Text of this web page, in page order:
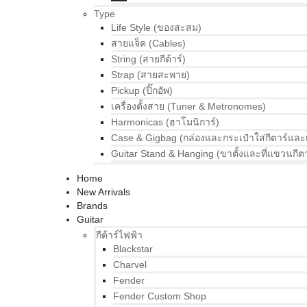
Type
Life Style (ของสะสม)
สายแจ็ค (Cables)
String (สายกีต้าร์)
Strap (สายสะพาย)
Pickup (ปิ๊กอัพ)
เครื่องตั้งสาย (Tuner & Metronomes)
Harmonicas (ฮาโมนิการ์)
Case & Gigbag (กล่องและกระเป๋าใส่กีตาร์และ
Guitar Stand & Hanging (ขาตั้งและที่แขวนกีต
Home
New Arrivals
Brands
Guitar
กีต้าร์ไฟฟ้า
Blackstar
Charvel
Fender
Fender Custom Shop